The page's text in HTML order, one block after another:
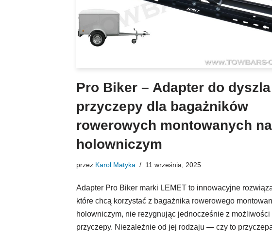
Pro Biker – Adapter do dyszla
przyczepy dla bagażników
rowerowych montowanych
holowniczym
przez Karol Matyka 11 września, 2025
Adapter Pro Biker marki LEMET to innowacyjne
które chcą korzystać z bagażnika rowerowego
holowniczym, nie rezygnując jednocześnie z
przyczepy. Niezależnie od jej rodzaju — czy to